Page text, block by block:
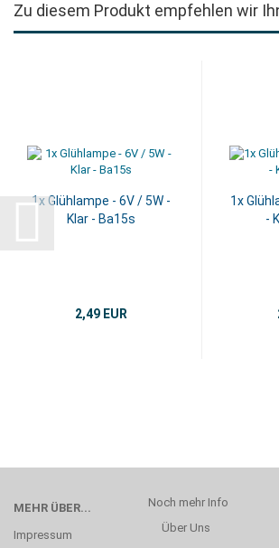
Zu diesem Produkt empfehlen wir
1x Glühlampe - 6V / 5W -
Klar - Ba15s
2,49 EUR
1x
-
MEHR ÜBER...
Impressum
Noch mehr Info
Über Uns